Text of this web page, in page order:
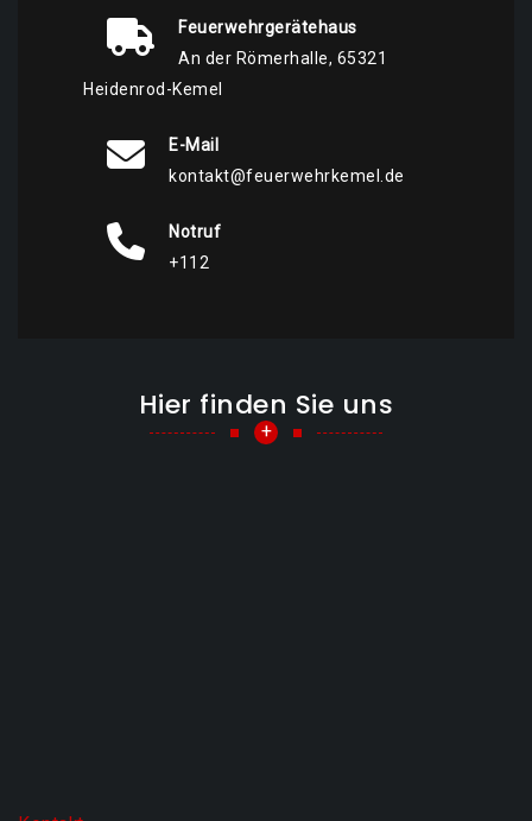
Feuerwehrgerätehaus
An der Römerhalle, 65321
Heidenrod-Kemel
E-Mail
kontakt@feuerwehrkemel.de
Notruf
+112
Hier finden Sie uns
+